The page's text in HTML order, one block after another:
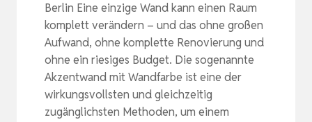
Berlin Eine einzige Wand kann einen Raum
komplett verändern – und das ohne großen
Aufwand, ohne komplette Renovierung und
ohne ein riesiges Budget. Die sogenannte
Akzentwand mit Wandfarbe ist eine der
wirkungsvollsten und gleichzeitig
zugänglichsten Methoden, um einem